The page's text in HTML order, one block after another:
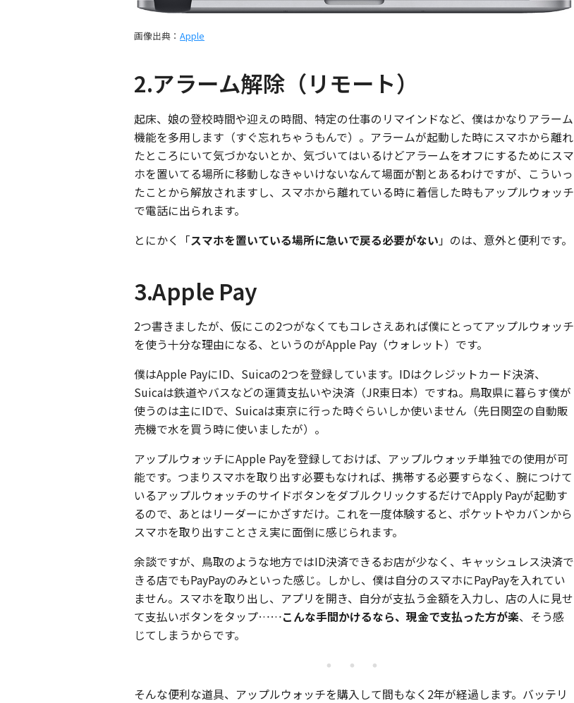
画像出典： Apple
2.アラーム解除（リモート）
起床、娘の登校時間や迎えの時間、特定の仕事のリマインドなど、僕はかなりアラーム
機能を多用します（すぐ忘れちゃうもんで）。アラームが起動した時にスマホから離れ
たところにいて気づかないとか、気づいてはいるけどアラームをオフにするためにスマ
ホを置いてる場所に移動しなきゃいけないなんて場面が割とあるわけですが、こういっ
たことから解放されますし、スマホから離れている時に着信した時もアップルウォッチ
で電話に出られます。
とにかく「スマホを置いている場所に急いで戻る必要がない 」のは、意外と便利です。
3.Apple Pay
2つ書きましたが、仮にこの2つがなくてもコレさえあれば僕にとってアップルウォッチ
を使う十分な理由になる、というのがApple Pay（ウォレット）です。
僕はApple PayにID、Suicaの2つを登録しています。IDはクレジットカード決済、
Suicaは鉄道やバスなどの運賃支払いや決済（JR東日本）ですね。鳥取県に暮らす僕が
使うのは主にIDで、Suicaは東京に行った時ぐらいしか使いません（先日関空の自動販
売機で水を買う時に使いましたが）。
アップルウォッチにApple Payを登録しておけば、アップルウォッチ単独での使用が可
能です。つまりスマホを取り出す必要もなければ、携帯する必要すらなく、腕につけて
いるアップルウォッチのサイドボタンをダブルクリックするだけでApply Payが起動す
るので、あとはリーダーにかざすだけ。これを一度体験すると、ポケットやカバンから
スマホを取り出すことさえ実に面倒に感じられます。
余談ですが、鳥取のような地方ではID決済できるお店が少なく、キャッシュレス決済で
きる店でもPayPayのみといった感じ。しかし、僕は自分のスマホにPayPayを入れてい
ません。スマホを取り出し、アプリを開き、自分が支払う金額を入力し、店の人に見せ
て支払いボタンをタップ……こんな手間かけるなら、現金で支払った方が楽、そう感
じてしまうからです。
・・・
そんな便利な道具、アップルウォッチを購入して間もなく2年が経過します。バッテリ